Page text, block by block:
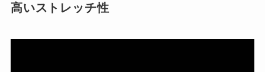
高いストレッチ性